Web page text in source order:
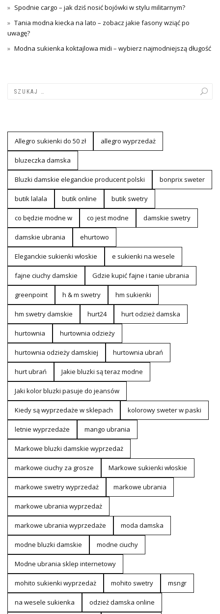
Spodnie cargo – jak dziś nosić bojówki w stylu militarnym?
Tania modna kiecka na lato – zobacz jakie fasony wziąć po
uwagę?
Modna sukienka koktajlowa midi – wybierz najmodniejszą długość
Allegro sukienki do 50 zł allegro wyprzedaż
bluzeczka damska
Bluzki damskie eleganckie producent polski bonprix sweter
butik lalala butik online butik swetry
co będzie modne w co jest modne damskie swetry
damskie ubrania ehurtowo
Eleganckie sukienki włoskie e sukienki na wesele
fajne ciuchy damskie Gdzie kupić fajne i tanie ubrania
greenpoint h & m swetry hm sukienki
hm swetry damskie hurt24 hurt odzież damska
hurtownia hurtownia odzieży
hurtownia odzieży damskiej hurtownia ubrań
hurt ubrań Jakie bluzki są teraz modne
Jaki kolor bluzki pasuje do jeansów
Kiedy są wyprzedaże w sklepach kolorowy sweter w paski
letnie wyprzedaże mango ubrania
Markowe bluzki damskie wyprzedaż
markowe ciuchy za grosze Markowe sukienki włoskie
markowe swetry wyprzedaż markowe ubrania
markowe ubrania wyprzedaż
markowe ubrania wyprzedaże moda damska
modne bluzki damskie modne ciuchy
Modne ubrania sklep internetowy
mohito sukienki wyprzedaż mohito swetry msngr
na wesele sukienka odzież damska online